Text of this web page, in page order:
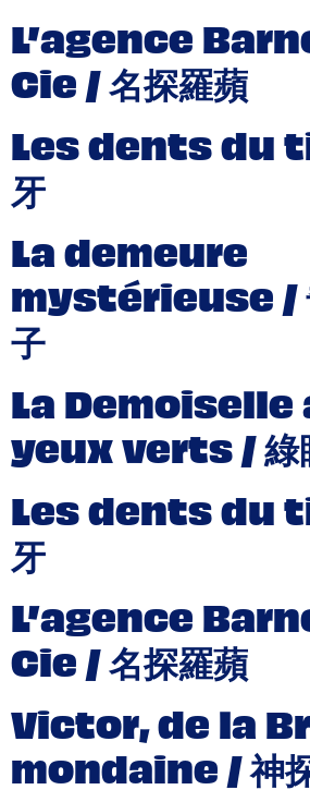
L’agence
Cie / 名探羅蘋
Les dents du
牙
La demeure
mystérieuse /
子
La Demoiselle
yeux verts / 綠
Les dents du
牙
L’agence
Cie / 名探羅蘋
Victor, de la
mondaine / 神